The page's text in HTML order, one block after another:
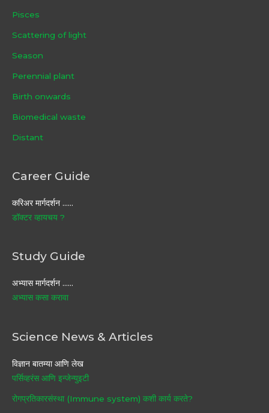
Pisces
Scattering of light
Season
Perennial plant
Birth onwards
Biomedical waste
Distant
Career Guide
करिअर मार्गदर्शन ……
डॉक्टर व्हायचय ?
Study Guide
अभ्यास मार्गदर्शन ……
अभ्यास कसा करावा
Science News & Articles
विज्ञान बातम्या आणि लेख
पर्सिव्हरंस आणि इन्जेन्युइटी
रोगप्रतिकारसंस्था (Immune system) कशी कार्य करते?